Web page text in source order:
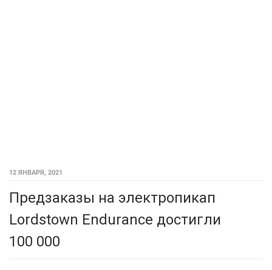
12 ЯНВАРЯ, 2021
Предзаказы на электропикап
Lordstown Endurance достигли
100 000